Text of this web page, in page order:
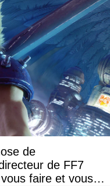
de
de FF7
faire et vous